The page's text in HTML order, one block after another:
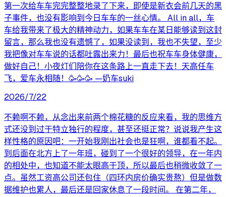
第一次给车车完完整整地录了下来，即使是新衣会前几天的黑
子事件，也没有影响到今日车车的一丝心情。 All in all，车
车给我带来了极大的精神动力，如果车车在某日能够读到这封
留言，那么我也没有遗憾了，如果没读到，我也不失望，至少
我把像对车车说的话都吐露出来力！最后也祝车车身体健康，
做好自己！小夜灯们陪你在这条路上一直走下去！天高任车
飞，爱车永相随！🥳🥳🥳 —奶车suki
2026/7/22
不赖啊不赖，从念出来前两个棉花糖的反应来看，我的思维方
式还没到过于特立独行的程度，甚至还挺正常？说说我产生这
样性格的原因吧：一开始我刚出社会也是狂啊，谁都看不起。
到后面在北方上了一年班，碰到了一个很好的领导，在一年内
的相处中，也知道不能太眼高于顶，所以最后也稍微收敛了一
点。虽然工资高公司还包住（四环内房价确实贵熬）但是做数
据维护也累人，最后还是回家休息了一段时间。 在第二年，